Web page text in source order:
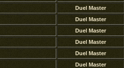
Duel Master
Duel Master
Duel Master
Duel Master
Duel Master
Duel Master